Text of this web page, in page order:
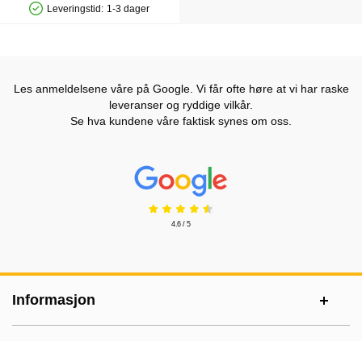
Produkttilgjengelighet: På lager
Leveringstid: 1-3 dager
Les anmeldelsene våre på Google. Vi får ofte høre at vi har raske
leveranser og ryddige vilkår.
Se hva kundene våre faktisk synes om oss.
Prisjakt Vurdering: 4.6 Stjerne
4.6 / 5
Informasjon